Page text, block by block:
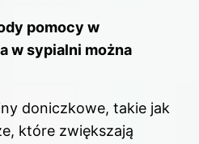
pomocy w
w sypialni można
doniczkowe, takie jak
które zwiększają